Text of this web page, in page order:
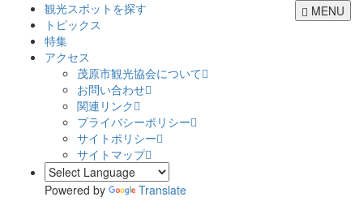
MENU
観光スポットを探す
トピックス
特集
アクセス
茂原市観光協会について
お問い合わせ
関連リンク
プライバシーポリシー
サイトポリシー
サイトマップ
Powered by Translate